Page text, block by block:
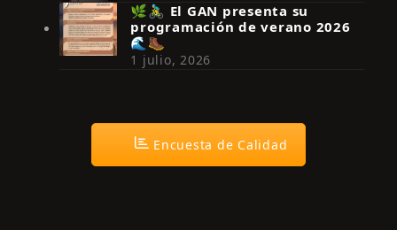
🌿🚴‍♂️ El GAN presenta su
programación de verano 2026
🌊🥾
1 julio, 2026
Encuesta de Calidad